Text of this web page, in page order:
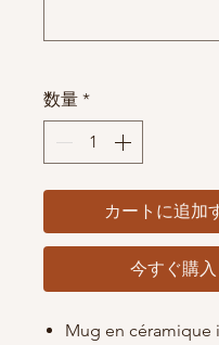
数量 *
カートに追加
今すぐ購入
Mug en céramique